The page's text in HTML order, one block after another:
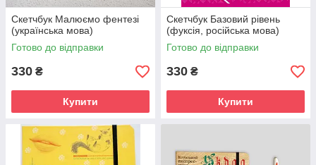
Скетчбук Малюємо фентезі
(українська мова)
Готово до відправки
330 ₴
Купити
Скетчбук Базовий рівень
(фуксія, російська мова)
Готово до відправки
330 ₴
Купити